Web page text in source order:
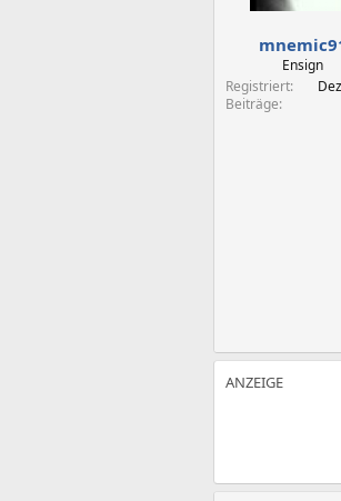
Ensign
Registriert
Beiträge